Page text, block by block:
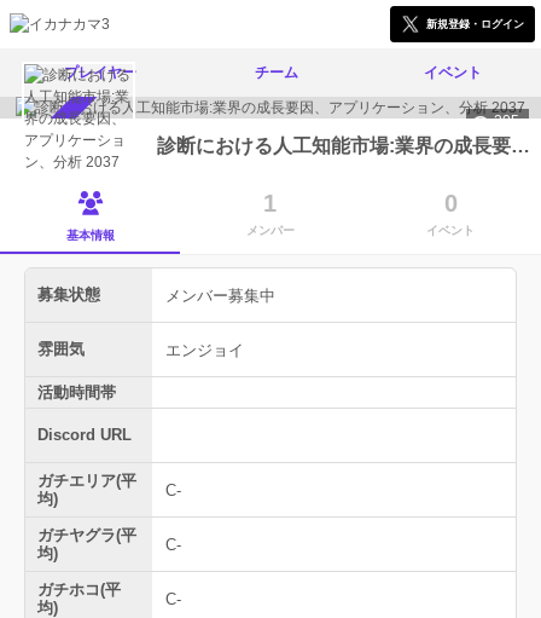
新規登録・ログイン
プレイヤー チーム イベント
メンバー募集中 205
診断における人工知能市場:業界の成長要因、アプリケーション、分析 2037
基本情報
1
メンバー
0
イベント
募集状態 メンバー募集中
雰囲気 エンジョイ
活動時間帯
Discord URL
ガチエリア(平
均)
C-
ガチヤグラ(平
均)
C-
ガチホコ(平
均)
C-